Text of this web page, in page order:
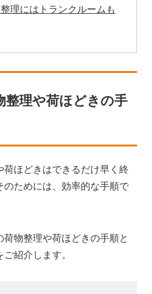
理にはトランクルームも
整理や荷ほどきの手
ほどきはできるだけ早く終
ためには、効率的な手順で
物整理や荷ほどきの手順と
紹介します。